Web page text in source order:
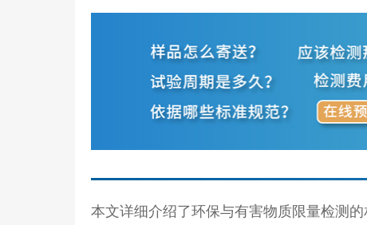
本文详细介绍了环保与有害物质限量检测